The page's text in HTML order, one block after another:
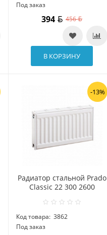
Под заказ
394 456
В КОРЗИНУ
-13%
Радиатор стальной Prado
Classic 22 300 2600
Код товара: 3862
Под заказ